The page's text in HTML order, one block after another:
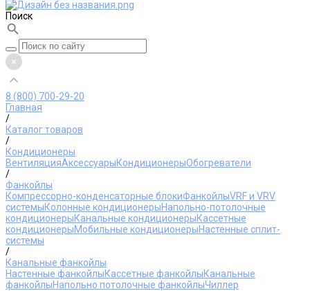
Поиск
8 (800) 700-29-20
Главная
/
Каталог товаров
/
Кондиционеры
ВентиляцияАксессуарыКондиционерыОбогреватели
/
Фанкойлы
Компрессорно-конденсаторные блокиФанкойлыVRF и VRV
системыКолонные кондиционерыНапольно-потолочные
кондиционерыКанальные кондиционерыКассетные
кондиционерыМобильные кондиционерыНастенные сплит-
системы
/
Канальные фанкойлы
Настенные фанкойлыКассетные фанкойлыКанальные
фанкойлыНапольно потолочные фанкойлыЧиллер